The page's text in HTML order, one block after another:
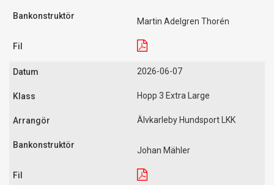
Martin Adelgren Thorén
2026-06-07
Hopp 3 Extra Large
Älvkarleby Hundsport LKK
Johan Mähler